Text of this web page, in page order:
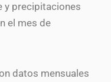
y precipitaciones
el mes de
datos mensuales